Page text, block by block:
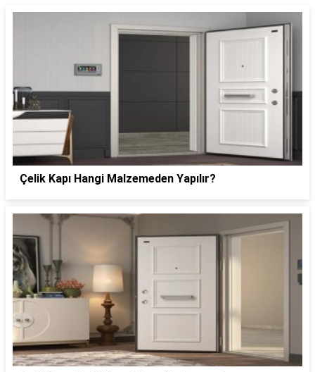
Çelik Kapı Hangi Malzemeden Yapılır?